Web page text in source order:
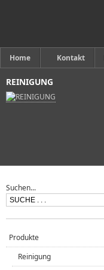
Home Kontakt
REINIGUNG
Suchen...
Produkte
Reinigung